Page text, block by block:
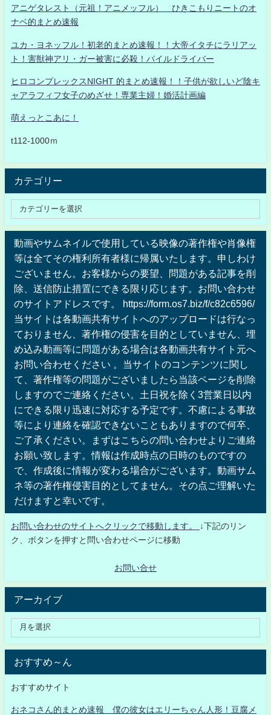
アニゲタレスト（元祖！アニメッフル） ひきこもりニートのオ
ナベ的まとめ速報
ユカ・ヨネッフル！初老的まとめ速報！！大帝イタチにラリアッ
ト！害獣神アリ・ガー被害に必殺！パイルドライバー
ヒロコンプレックスNIGHT 的まとめ速報！！子供が欲しいど陰キ
ャアラフィフ女子のめざせ！専業主婦！婚活計画編
萌えっとこあに！
t112-1000ｍ
カテゴリー
動画やサムネイルで使用している映像の著作権や肖像権
等は全てその権利所有者様に帰属いたします。申しわけ
ございません。お客様からの要望、問題がある記事を削
除、送信防止措置にできる限り応じます。お問い合わせ
のサイトアドレスです。 https://form.os7.biz/f/c82c6596/
当サイトは各動画共有サイトへのアップロードは行なっ
ておりません、著作権の侵害を目的としていません、埋
め込み動画等に問題がある場合は各動画共有サイト元へ
お問い合わせください 。当サイトのコンテンツに関し
て、著作権等の問題がございましたら当該ページを削除
しますのでご連絡ください。土日祝を除く3営業日以内
にできる限り迅速に対応する予定です。不慮による事故
等により連絡を確認できないこともありますので何卒、
ご了承ください。まずはこちらの問い合わせよりご連絡
お願い致します。情報は作成時点の日時のものですの
で、作成後に情報が変わる場合がございます。動画サム
ネ等の著作権侵害目的としてません。その点ご理解いた
だけますと幸いです。
お問い合わせのサイトへクリックで移動します。
↓下記のリン
ク、ボタンを押すと問い合わせページに移動
お問い合せ
アーカイブ
おすすめ～ん
おすすめサイト
おネコさん的まとめ速報 僕の彼女はエリーちゃん人形！豆腐メ